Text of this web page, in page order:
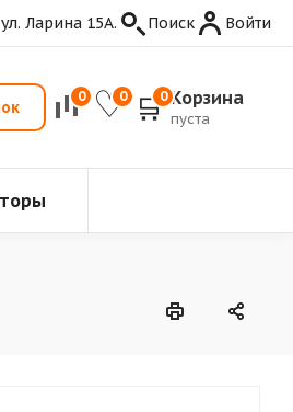
Ларина 15А. Поиск Войти
0 0 0 Корзина
пуста